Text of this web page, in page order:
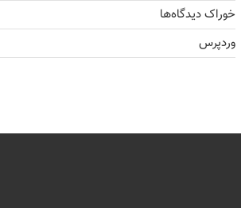
خوراک دیدگاه‌ها
وردپرس